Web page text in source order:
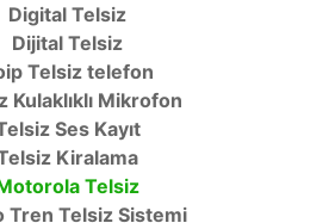
Digital Telsiz
Dijital Telsiz
Telsiz telefon
Kulaklıklı Mikrofon
Ses Kayıt
Kiralama
Telsiz
Tren Telsiz Sistemi